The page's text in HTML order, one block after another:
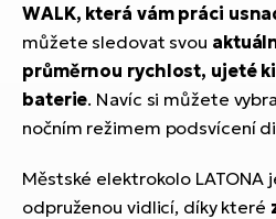
WALK, která vám práci
můžete sledovat svou
průměrnou rychlost, ujeté
baterie. Navíc si můžete
nočním režimem podsvícení
Městské elektrokolo LATONA
odpruženou vidlicí, díky které